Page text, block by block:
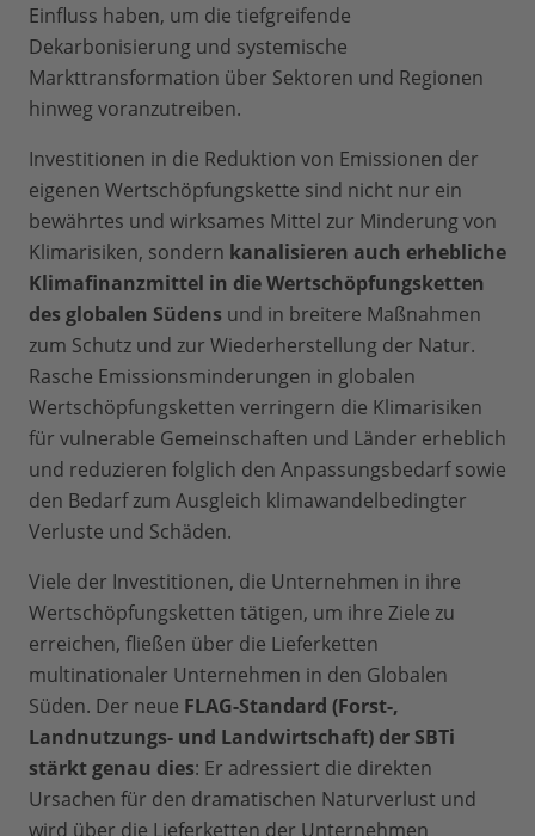
Einfluss haben, um die tiefgreifende
Dekarbonisierung und systemische
Markttransformation über Sektoren und Regionen
hinweg voranzutreiben.
Investitionen in die Reduktion von Emissionen der
eigenen Wertschöpfungskette sind nicht nur ein
bewährtes und wirksames Mittel zur Minderung von
Klimarisiken, sondern kanalisieren auch erhebliche
Klimafinanzmittel in die Wertschöpfungsketten
des globalen Südens und in breitere Maßnahmen
zum Schutz und zur Wiederherstellung der Natur.
Rasche Emissionsminderungen in globalen
Wertschöpfungsketten verringern die Klimarisiken
für vulnerable Gemeinschaften und Länder erheblich
und reduzieren folglich den Anpassungsbedarf sowie
den Bedarf zum Ausgleich klimawandelbedingter
Verluste und Schäden.
Viele der Investitionen, die Unternehmen in ihre
Wertschöpfungsketten tätigen, um ihre Ziele zu
erreichen, fließen über die Lieferketten
multinationaler Unternehmen in den Globalen
Süden. Der neue FLAG-Standard (Forst-,
Landnutzungs- und Landwirtschaft) der SBTi
stärkt genau dies: Er adressiert die direkten
Ursachen für den dramatischen Naturverlust und
wird über die Lieferketten der Unternehmen